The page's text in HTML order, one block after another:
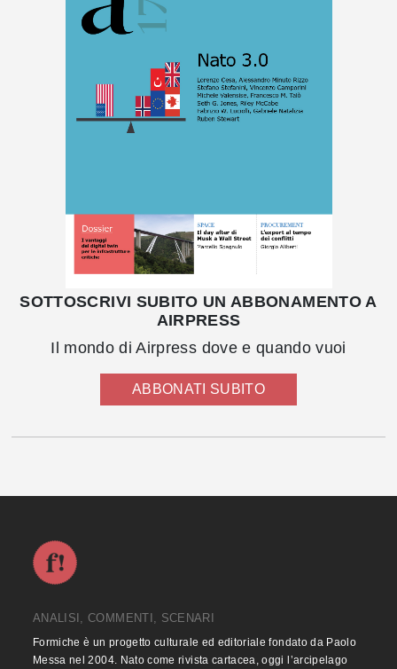
SOTTOSCRIVI SUBITO UN ABBONAMENTO A
AIRPRESS
Il mondo di Airpress dove e quando vuoi
ABBONATI SUBITO
ANALISI, COMMENTI, SCENARI
Formiche è un progetto culturale ed editoriale fondato da Paolo
Messa nel 2004. Nato come rivista cartacea, oggi l’arcipelago